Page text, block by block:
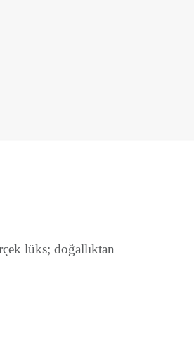
lüks; doğallıktan